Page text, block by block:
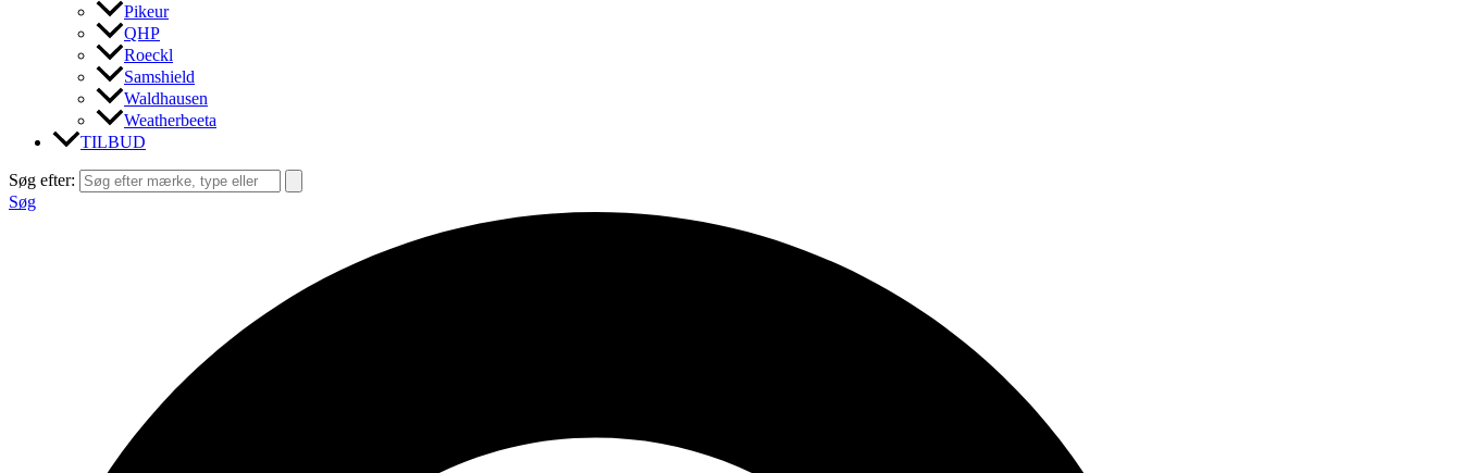
Pikeur
QHP
Roeckl
Samshield
Waldhausen
Weatherbeeta
TILBUD
Søg efter:
Søg